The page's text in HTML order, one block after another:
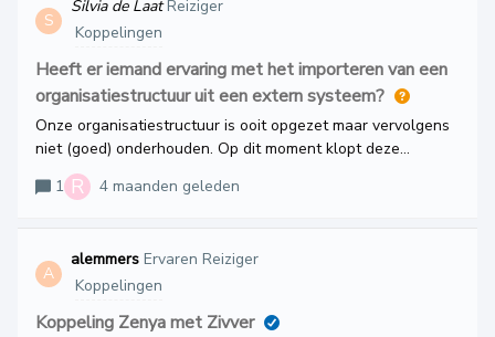
Patient meldingen. Medewerker en informatie veiligheid
ontbreken.Infoland geeft aan dat dit met de rechten te
maken kan hebben. Onduidelijk is om welke rechten het
gaat. Heeft iemand hiermee ervaring?
S
Silvia de Laat Reiziger
Koppelingen
Heeft er iemand ervaring met het importeren van een
organisatiestructuur uit een extern systeem?
Onze organisatiestructuur is ooit opgezet maar vervolgens
niet (goed) onderhouden. Op dit moment klopt deze
helemaal niet met de werkelijkheid. Omdat we gaan
werken met Compliance en audit wordt het steeds
ook de functies en afdelingen kunnen we hieruit krijgen.
Inclusief de hiërarchie. Mijn vraag is of iemand hier al
ervaring mee heeft?
1 R 4 maanden geleden
A
alemmers Ervaren Reiziger
Koppelingen
Koppeling Zenya met Zivver